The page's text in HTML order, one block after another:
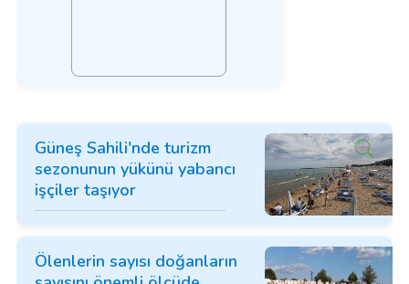
Güneş Sahili'nde turizm
sezonunun yükünü yabancı
işçiler taşıyor
Ölenlerin sayısı doğanların